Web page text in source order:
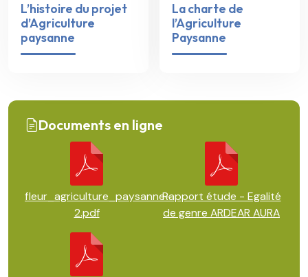
L’histoire du projet
d’Agriculture
paysanne
La charte de
l’Agriculture
Paysanne
Documents en ligne
fleur_agriculture_paysanne-
2.pdf
Rapport étude - Egalité
de genre ARDEAR AURA